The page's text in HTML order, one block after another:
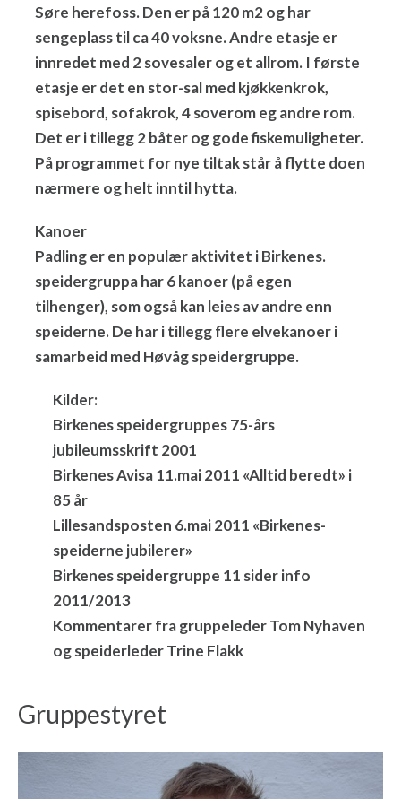
Søre herefoss. Den er på 120 m2 og har
sengeplass til ca 40 voksne. Andre etasje er
innredet med 2 sovesaler og et allrom. I første
etasje er det en stor-sal med kjøkkenkrok,
spisebord, sofakrok, 4 soverom eg andre rom.
Det er i tillegg 2 båter og gode fiskemuligheter.
På programmet for nye tiltak står å flytte doen
nærmere og helt inntil hytta.
Kanoer
Padling er en populær aktivitet i Birkenes.
speidergruppa har 6 kanoer (på egen
tilhenger), som også kan leies av andre enn
speiderne. De har i tillegg flere elvekanoer i
samarbeid med Høvåg speidergruppe.
Kilder:
Birkenes speidergruppes 75-års
jubileumsskrift 2001
Birkenes Avisa 11.mai 2011 «Alltid beredt» i
85 år
Lillesandsposten 6.mai 2011 «Birkenes-
speiderne jubilerer»
Birkenes speidergruppe 11 sider info
2011/2013
Kommentarer fra gruppeleder Tom Nyhaven
og speiderleder Trine Flakk
Gruppestyret